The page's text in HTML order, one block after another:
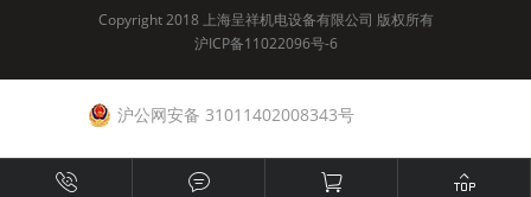
Copyright 2018 上海呈祥机电设备有限公司 版权所有
沪ICP备11022096号-6
沪公网安备 31011402008343号